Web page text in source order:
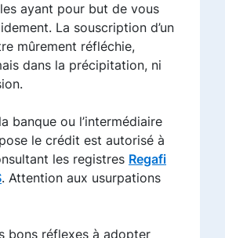
ayant pour but de vous
La souscription d’un
mûrement réfléchie,
dans la précipitation, ni
banque ou l’intermédiaire
le crédit est autorisé à
les registres Regafi
. Attention aux usurpations
bons réflexes à adopter